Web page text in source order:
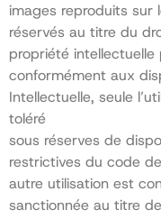
images reproduits sur
réservés au titre du
propriété
conformément aux
Intellectuelle, seule
toléré
sous réserves de
restrictives du code
autre utilisation est
sanctionnée au titre